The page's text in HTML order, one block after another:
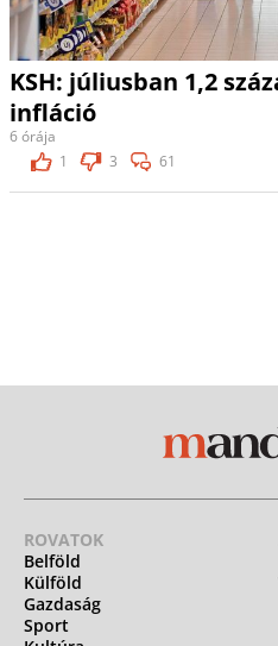
KSH: júliusban 1,2
infláció
6 órája
1
3 61
ROVATOK
Belföld
Külföld
Gazdaság
Sport